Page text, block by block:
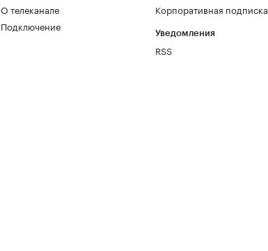
О телеканале
Подключение
Корпоративная подписка
Уведомления
RSS